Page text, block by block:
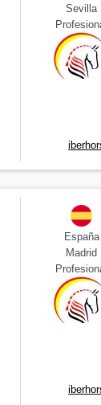
Sevilla
España
Madrid